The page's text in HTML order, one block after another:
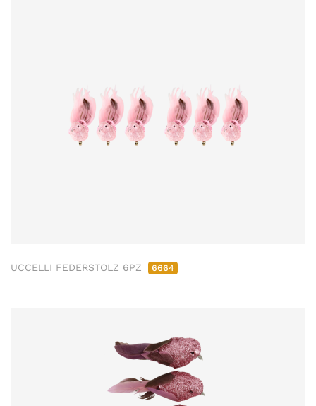
UCCELLI FEDERSTOLZ 6PZ 6664